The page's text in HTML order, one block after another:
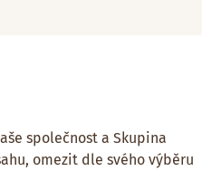
společnost a Skupina
omezit dle svého výběru